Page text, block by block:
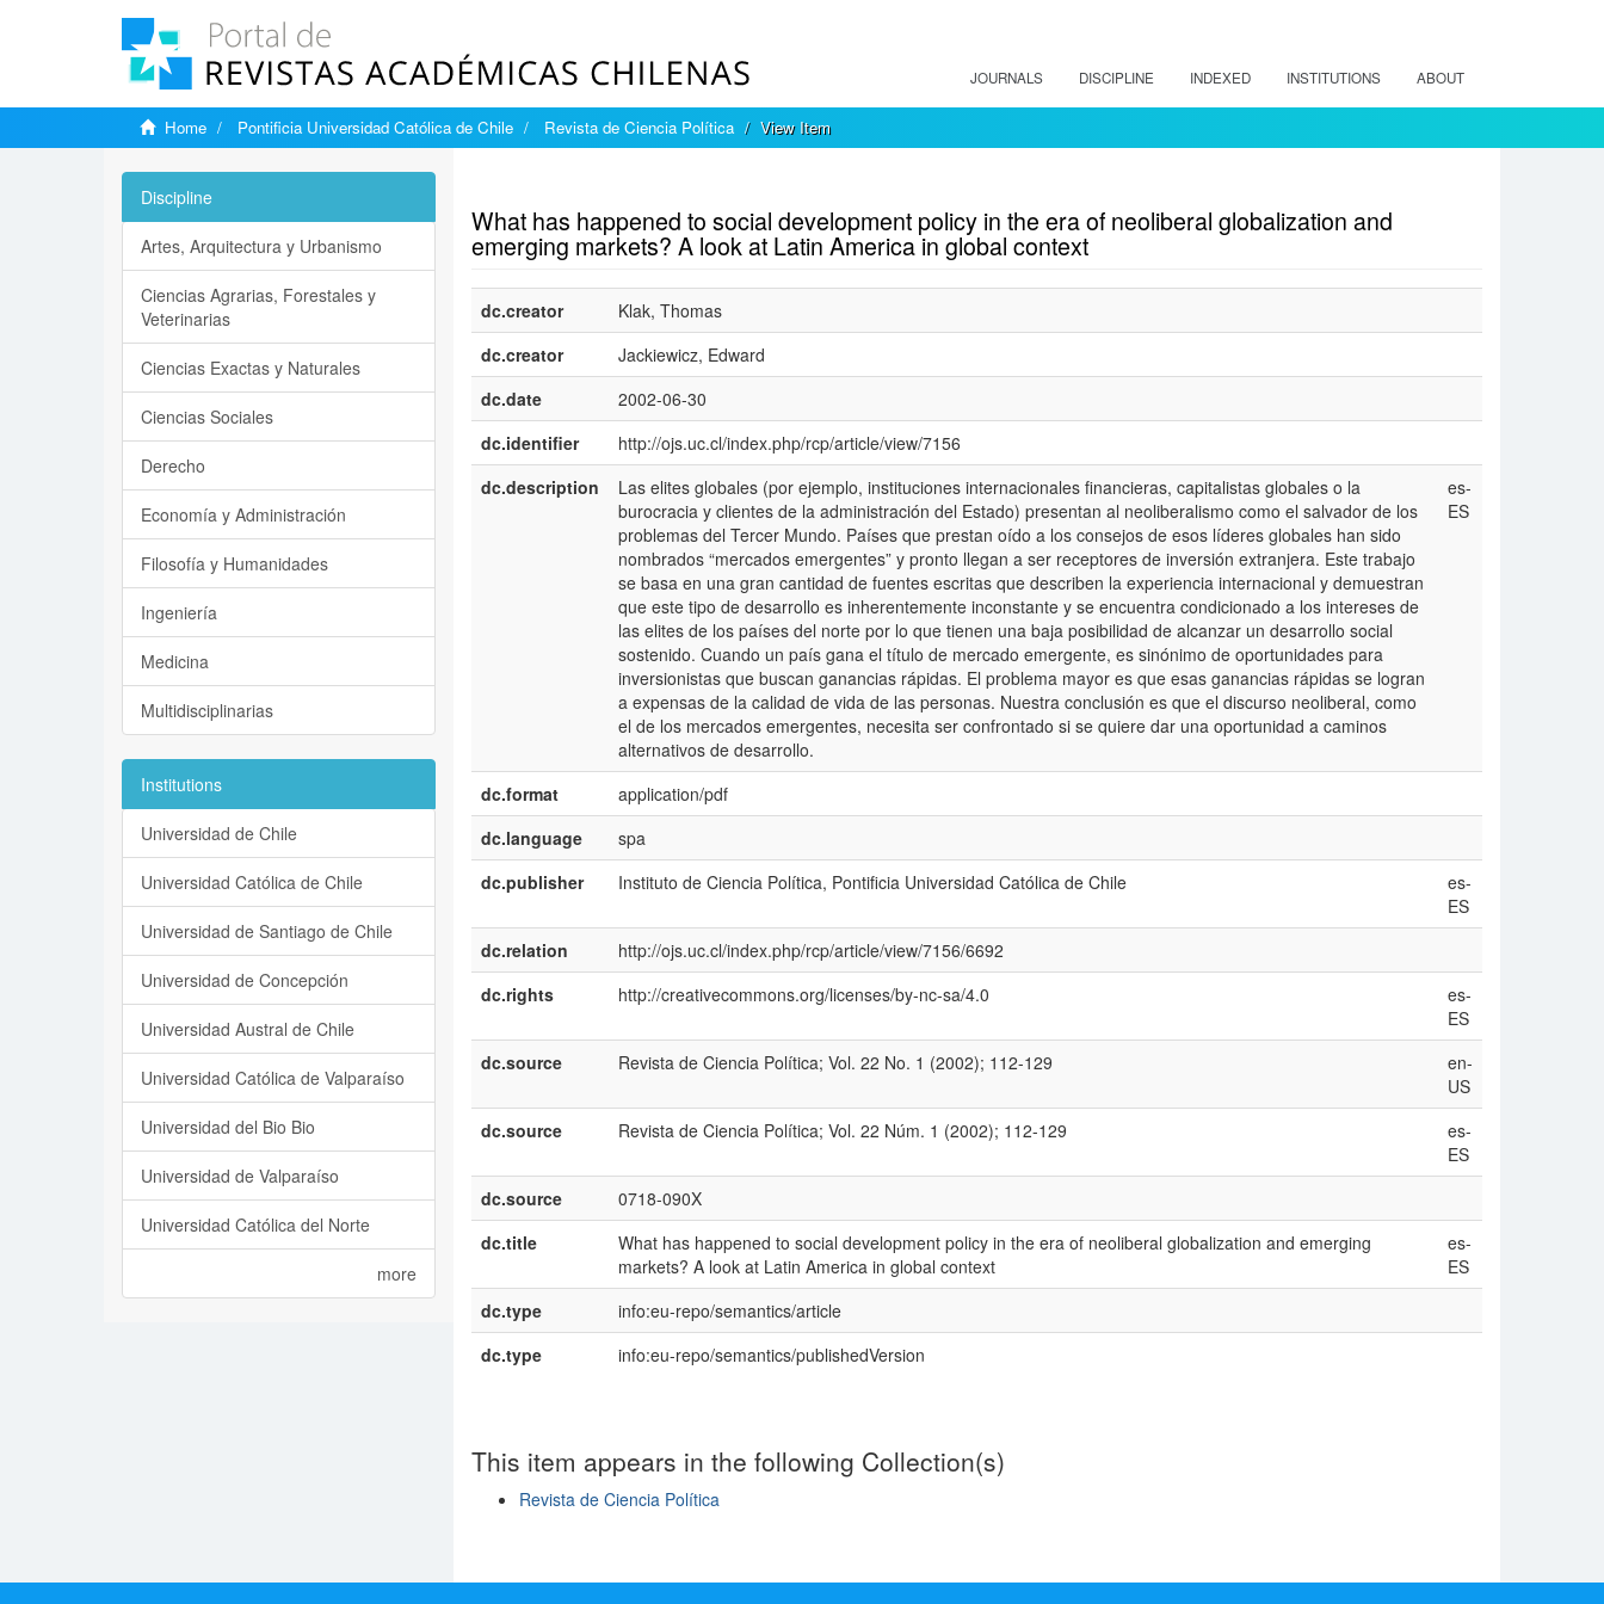
JOURNALS DISCIPLINE INDEXED INSTITUTIONS ABOUT
Home Pontificia Universidad Católica de Chile Revista de Ciencia Política View Item
What has happened to social development policy in the era of neoliberal globalization and
emerging markets? A look at Latin America in global context
dc.creator
Klak, Thomas
dc.creator
Jackiewicz, Edward
dc.date
2002-06-30
dc.identifier
http://ojs.uc.cl/index.php/rcp/article/view/7156
dc.description
Las elites globales (por ejemplo, instituciones internacionales financieras, capitalistas globales o la
burocracia y clientes de la administración del Estado) presentan al neoliberalismo como el salvador de los
problemas del Tercer Mundo. Países que prestan oído a los consejos de esos líderes globales han sido
nombrados “mercados emergentes” y pronto llegan a ser receptores de inversión extranjera. Este trabajo
se basa en una gran cantidad de fuentes escritas que describen la experiencia internacional y demuestran
que este tipo de desarrollo es inherentemente inconstante y se encuentra condicionado a los intereses de
las elites de los países del norte por lo que tienen una baja posibilidad de alcanzar un desarrollo social
sostenido. Cuando un país gana el título de mercado emergente, es sinónimo de oportunidades para
inversionistas que buscan ganancias rápidas. El problema mayor es que esas ganancias rápidas se logran
a expensas de la calidad de vida de las personas. Nuestra conclusión es que el discurso neoliberal, como
el de los mercados emergentes, necesita ser confrontado si se quiere dar una oportunidad a caminos
alternativos de desarrollo.
es-
ES
dc.format
application/pdf
dc.language
spa
dc.publisher
Instituto de Ciencia Política, Pontificia Universidad Católica de Chile
es-
ES
dc.relation
http://ojs.uc.cl/index.php/rcp/article/view/7156/6692
dc.rights
http://creativecommons.org/licenses/by-nc-sa/4.0
es-
ES
dc.source
Revista de Ciencia Política; Vol. 22 No. 1 (2002); 112-129
en-
US
dc.source
Revista de Ciencia Política; Vol. 22 Núm. 1 (2002); 112-129
es-
ES
dc.source
0718-090X
dc.title
What has happened to social development policy in the era of neoliberal globalization and emerging
markets? A look at Latin America in global context
es-
ES
dc.type
info:eu-repo/semantics/article
dc.type
info:eu-repo/semantics/publishedVersion
This item appears in the following Collection(s)
Revista de Ciencia Política
Discipline
Artes, Arquitectura y Urbanismo
Ciencias Agrarias, Forestales y
Veterinarias
Ciencias Exactas y Naturales
Ciencias Sociales
Derecho
Economía y Administración
Filosofía y Humanidades
Ingeniería
Medicina
Multidisciplinarias
Institutions
Universidad de Chile
Universidad Católica de Chile
Universidad de Santiago de Chile
Universidad de Concepción
Universidad Austral de Chile
Universidad Católica de Valparaíso
Universidad del Bio Bio
Universidad de Valparaíso
Universidad Católica del Norte
more